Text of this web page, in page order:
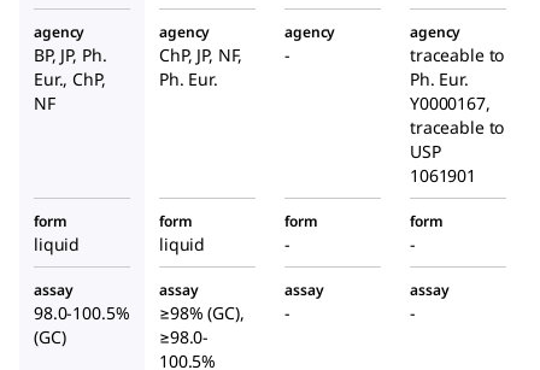
agency
BP, JP, Ph.
Eur., ChP,
NF
agency
ChP, JP, NF,
Ph. Eur.
agency
-
agency
traceable to
Ph. Eur.
Y0000167,
traceable to
USP
1061901
form
liquid
form
liquid
form
-
form
-
assay
98.0-100.5%
(GC)
assay
≥98% (GC),
≥98.0-
100.5%
assay
-
assay
-